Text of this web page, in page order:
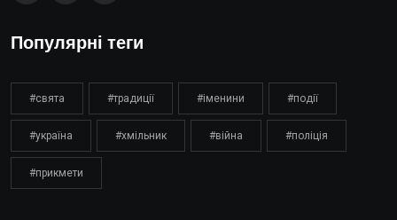
Популярні теги
#свята #традиції #іменини #події
#україна #хмільник #війна #поліція
#прикмети